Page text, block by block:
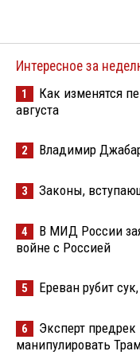
Интересное за
1
Как изменятся
августа
2 Владимир
3 Законы,
4
В МИД России
войне с Россией
5 Ереван рубит
6
Эксперт
манипулировать